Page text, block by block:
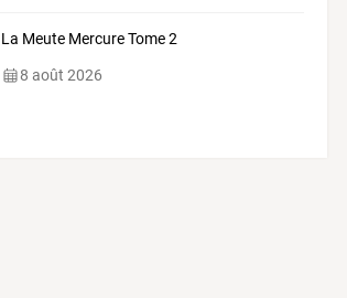
La Meute Mercure Tome 2
8 août 2026